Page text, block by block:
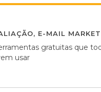
, E-MAIL
gratuitas que
usar